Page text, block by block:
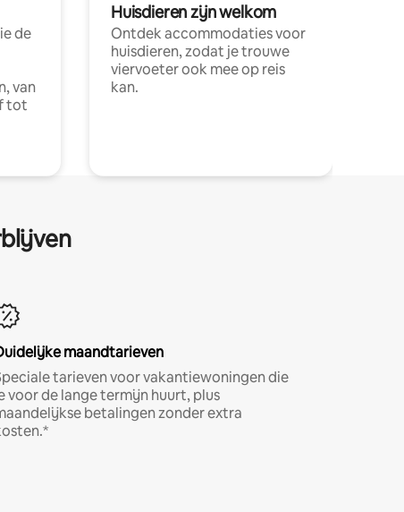
de
van
tot
Huisdieren zijn welkom
Ontdek accommodaties voor
huisdieren, zodat je trouwe
viervoeter ook mee op reis
kan.
maandtarieven
tarieven voor vakantiewoningen die
voor de lange termijn huurt, plus
betalingen zonder extra